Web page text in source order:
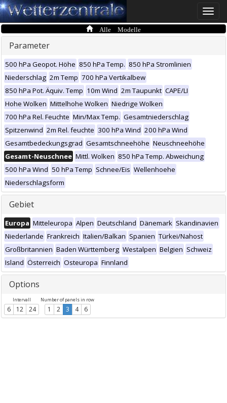
Toggle
Alle Modelle
Parameter
500 hPa Geopot. Höhe 850 hPa Temp. 850 hPa Stromlinien
Niederschlag 2m Temp 700 hPa Vertikalbew
850 hPa Pot. Äquiv. Temp 10m Wind 2m Taupunkt CAPE/LI
Hohe Wolken Mittelhohe Wolken Niedrige Wolken
700 hPa Rel. Feuchte Min/Max Temp. Gesamtniederschlag
Spitzenwind 2m Rel. feuchte 300 hPa Wind 200 hPa Wind
Gesamtbedeckungsgrad Gesamtschneehöhe Neuschneehöhe
Gesamt-Neuschnee Mittl. Wolken 850 hPa Temp. Abweichung
500 hPa Wind 50 hPa Temp Schnee/Eis Wellenhoehe
Niederschlagsform
Gebiet
Europa Mitteleuropa Alpen Deutschland Dänemark Skandinavien
Niederlande Frankreich Italien/Balkan Spanien Türkei/Nahost
Großbritannien Baden Württemberg Westalpen Belgien Schweiz
Island Österreich Osteuropa Finnland
Options
Intervall
6 12 24
Number of panels in row
1 2 3 4 6